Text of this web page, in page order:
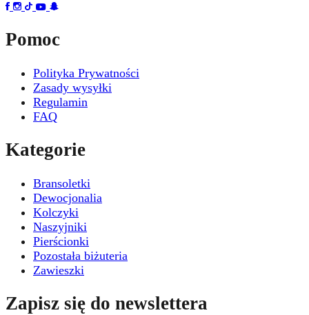
Pomoc
Polityka Prywatności
Zasady wysyłki
Regulamin
FAQ
Kategorie
Bransoletki
Dewocjonalia
Kolczyki
Naszyjniki
Pierścionki
Pozostała biżuteria
Zawieszki
Zapisz się do newslettera